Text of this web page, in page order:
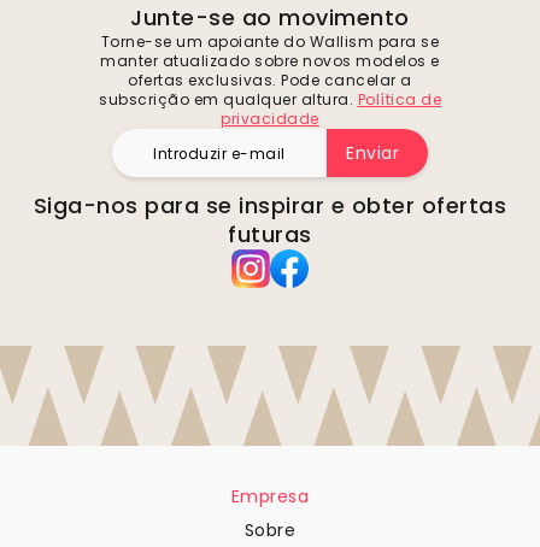
Junte-se ao movimento
Torne-se um apoiante do Wallism para se
manter atualizado sobre novos modelos e
ofertas exclusivas. Pode cancelar a
subscrição em qualquer altura. Política de
privacidade
Enviar
Siga-nos para se inspirar e obter ofertas
futuras
Empresa
Sobre